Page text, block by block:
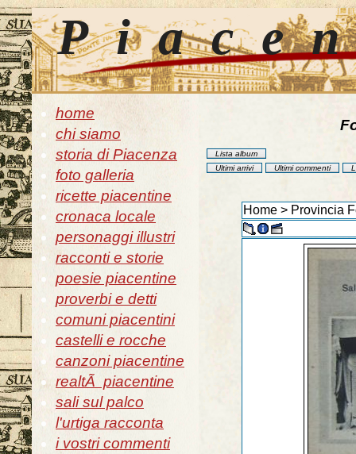
home
chi siamo
storia di Piacenza
foto galleria
ricette piacentine
cronaca locale
personaggi illustri
racconti e storie
poesie piacentine
proverbi e detti
comuni piacentini
castelli e rocche
canzoni piacentine
realtÃ piacentine
sali sul palco
l'urtiga racconta
i vostri commenti
Lista album
Ultimi arrivi
Ultimi commenti
Home> Provincia